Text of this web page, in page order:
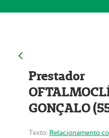
Prestador
GONÇALO
Texto: Relacionamento